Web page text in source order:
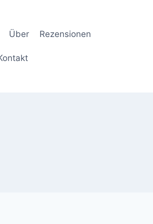
Über Rezensionen